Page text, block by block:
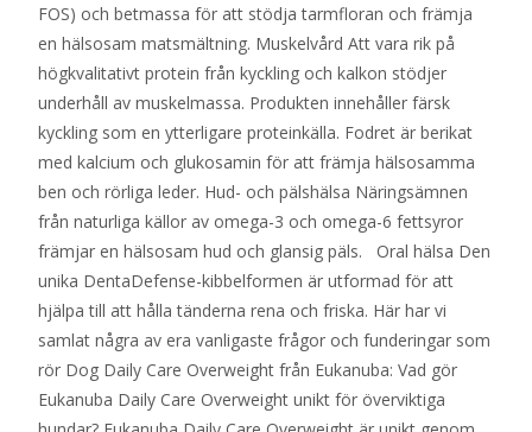
FOS) och betmassa för att stödja tarmfloran och främja
en hälsosam matsmältning. Muskelvård Att vara rik på
högkvalitativt protein från kyckling och kalkon stödjer
underhåll av muskelmassa. Produkten innehåller färsk
kyckling som en ytterligare proteinkälla. Fodret är berikat
med kalcium och glukosamin för att främja hälsosamma
ben och rörliga leder. Hud- och pälshälsa Näringsämnen
från naturliga källor av omega-3 och omega-6 fettsyror
främjar en hälsosam hud och glansig päls. Oral hälsa Den
unika DentaDefense-kibbelformen är utformad för att
hjälpa till att hålla tänderna rena och friska. Här har vi
samlat några av era vanligaste frågor och funderingar som
rör Dog Daily Care Overweight från Eukanuba: Vad gör
Eukanuba Daily Care Overweight unikt för överviktiga